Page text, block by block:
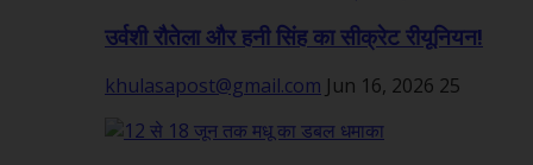
उर्वशी रौतेला और हनी सिंह का सीक्रेट रीयूनियन!
khulasapost@gmail.com Jun 16, 2026 25